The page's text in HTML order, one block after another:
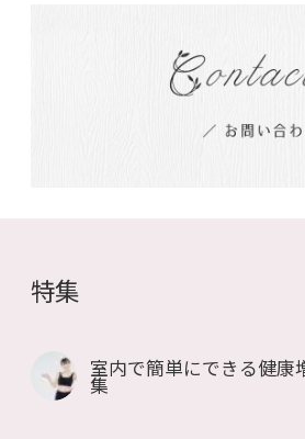
特集
室内で簡単にできる健康
集